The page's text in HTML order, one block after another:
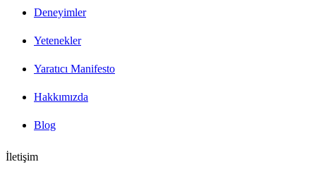
Deneyimler
Yetenekler
Yaratıcı Manifesto
Hakkımızda
Blog
İletişim